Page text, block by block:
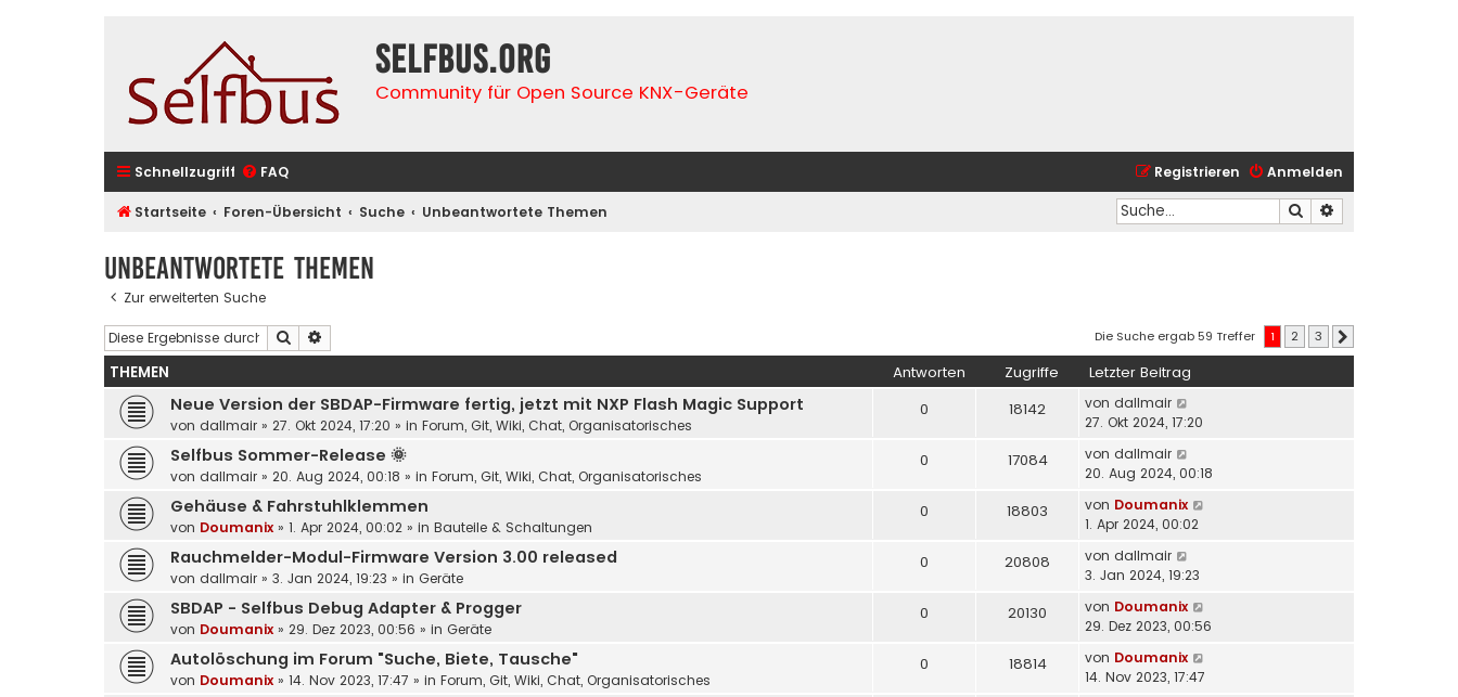
selfbus.org
Community für Open Source KNX-Geräte
Schnellzugriff FAQ Anmelden
Registrieren
Startseite Foren-Übersicht Suche Unbeantwortete Themen Suche
Unbeantwortete Themen
Zur erweiterten Suche
Suche Die Suche ergab 59 Treffer 1 2 3
THEMEN Antworten Zugriffe Letzter Beitrag
Neue Version der SBDAP-Firmware fertig, jetzt mit NXP Flash Magic Support
von dallmair » 27. Okt 2024, 17:20 » in Forum, Git, Wiki, Chat, Organisatorisches
0 18142 von dallmair
27. Okt 2024, 17:20
Selfbus Sommer-Release 🌞
von dallmair » 20. Aug 2024, 00:18 » in Forum, Git, Wiki, Chat, Organisatorisches
0 17084 von dallmair
20. Aug 2024, 00:18
Gehäuse & Fahrstuhlklemmen
von Doumanix » 1. Apr 2024, 00:02 » in Bauteile & Schaltungen
0 18803 von Doumanix
1. Apr 2024, 00:02
Rauchmelder-Modul-Firmware Version 3.00 released
von dallmair » 3. Jan 2024, 19:23 » in Geräte
0 20808 von dallmair
3. Jan 2024, 19:23
SBDAP - Selfbus Debug Adapter & Progger
von Doumanix » 29. Dez 2023, 00:56 » in Geräte
0 20130 von Doumanix
29. Dez 2023, 00:56
Autolöschung im Forum "Suche, Biete, Tausche"
von Doumanix » 14. Nov 2023, 17:47 » in Forum, Git, Wiki, Chat, Organisatorisches
0 18814 von Doumanix
14. Nov 2023, 17:47